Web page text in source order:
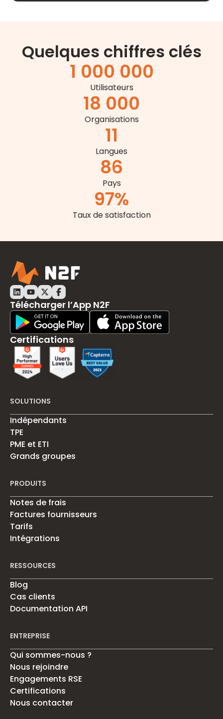
Quelques chiffres clés
1 000 000
Utilisateurs
18 000
Organisations
11
Langues
86
Pays
97%
Taux de satisfaction
Linkedin
Télécharger l’App N2F
Play Store DownloadApp Store Download
Certifications
SOLUTIONS
Indépendants
TPE
PME et ETI
Grands groupes
PRODUITS
Notes de frais
Factures fournisseurs
Tarifs
Intégrations
RESSOURCES
Blog
Cas clients
Documentation API
ENTREPRISE
Qui sommes-nous ?
Nous rejoindre
Engagements RSE
Certifications
Nous contacter